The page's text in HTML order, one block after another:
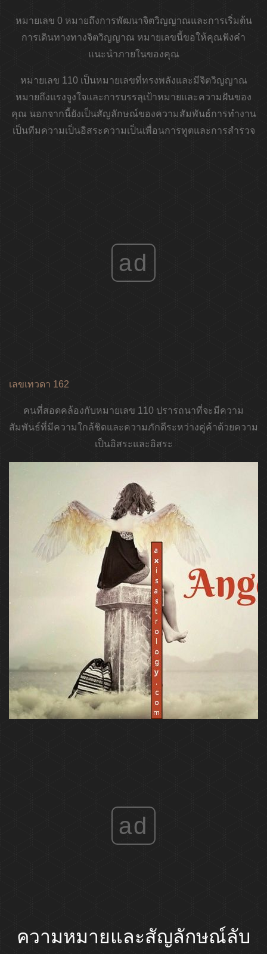
หมายเลข 0 หมายถึงการพัฒนาจิตวิญญาณและการเริ่มต้น
การเดินทางทางจิตวิญญาณ หมายเลขนี้ขอให้คุณฟังคำ
แนะนำภายในของคุณ
หมายเลข 110 เป็นหมายเลขที่ทรงพลังและมีจิตวิญญาณ
หมายถึงแรงจูงใจและการบรรลุเป้าหมายและความฝันของ
คุณ นอกจากนี้ยังเป็นสัญลักษณ์ของความสัมพันธ์การทำงาน
เป็นทีมความเป็นอิสระความเป็นเพื่อนการทูตและการสำรวจ
ad
เลขเทวดา 162
คนที่สอดคล้องกับหมายเลข 110 ปรารถนาที่จะมีความ
สัมพันธ์ที่มีความใกล้ชิดและความภักดีระหว่างคู่ค้าด้วยความ
เป็นอิสระและอิสระ
ad
ความหมายและสัญลักษณ์ลับ